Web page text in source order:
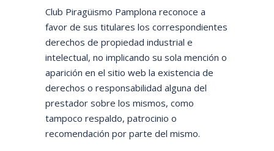
Club Piragüismo Pamplona reconoce a
favor de sus titulares los correspondientes
derechos de propiedad industrial e
intelectual, no implicando su sola mención o
aparición en el sitio web la existencia de
derechos o responsabilidad alguna del
prestador sobre los mismos, como
tampoco respaldo, patrocinio o
recomendación por parte del mismo.